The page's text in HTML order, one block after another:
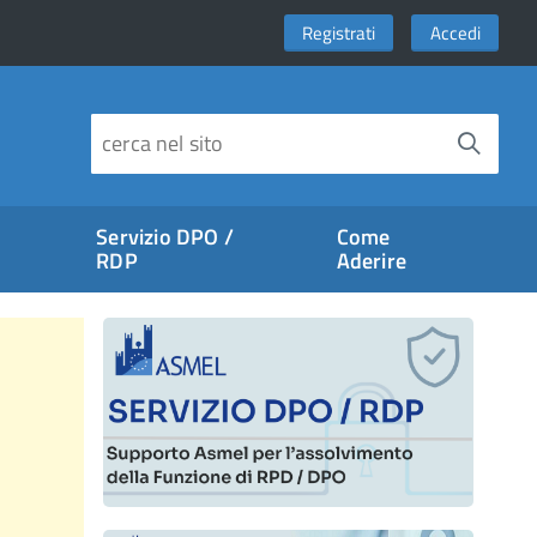
Registrati Accedi
Servizio DPO /
RDP
Come
Aderire